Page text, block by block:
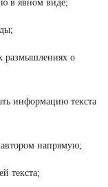
в явном виде;
размышлениях о
информацию текста
автором напрямую;
текста;